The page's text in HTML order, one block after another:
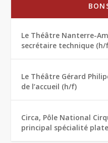
Le Théâtre Nanterre-
secrétaire technique (h/
Le Théâtre Gérard
de l’accueil (h/f)
Circa, Pôle National
principal spécialité